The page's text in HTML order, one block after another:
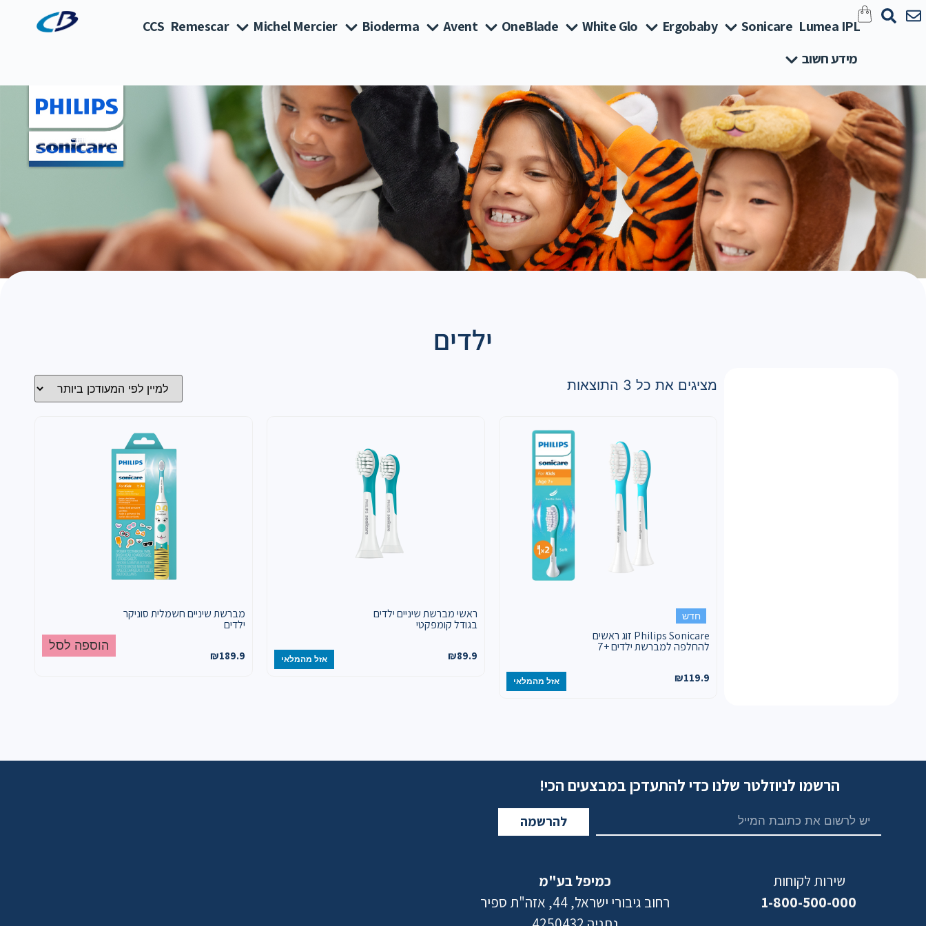
Lumea IPL
Sonicare
Ergobaby
White Glo
OneBlade
Avent
Bioderma
Michel Mercier
Remescar
CCS
מידע חשוב
ילדים
מציגים את כל ⁦3⁩ התוצאות
חדש
Philips Sonicare זוג ראשים
להחלפה למברשת ילדים +7
₪119.9 אזל מהמלאי
ראשי מברשת שיניים ילדים
בגודל קומפקטי
₪89.9 אזל מהמלאי
מברשת שיניים חשמלית סוניקר
ילדים
₪189.9
הוספה לסל
הרשמו לניוזלטר שלנו כדי להתעדכן במבצעים הכי!
להרשמה
שירות לקוחות
1-800-500-000
כמיפל בע"מ
רחוב גיבורי ישראל, 44, אזה"ת ספיר